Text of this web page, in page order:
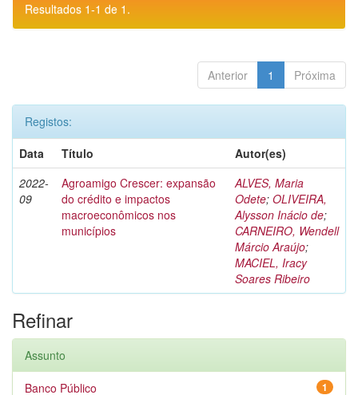
Resultados 1-1 de 1.
Anterior 1 Próxima
Registos:
Data
Título
Autor(es)
2022-
09
Agroamigo Crescer: expansão
do crédito e impactos
macroeconômicos nos
municípios
ALVES, Maria
Odete; OLIVEIRA,
Alysson Inácio de;
CARNEIRO, Wendell
Márcio Araújo;
MACIEL, Iracy
Soares Ribeiro
Refinar
Assunto
1
Banco Público